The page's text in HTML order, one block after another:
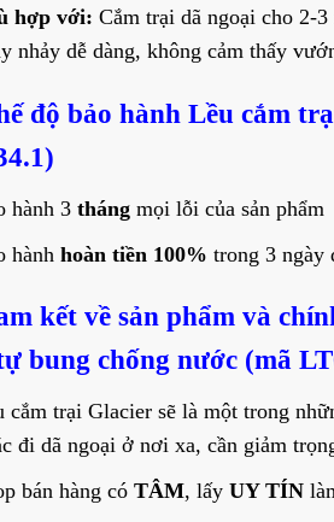
hợp với: Cắm trại dã ngoại cho 2-
nhảy dễ dàng, không cảm thấy
độ bảo hành Lều cắm
hành 3thángmọi lỗi của sản phẩm
hành hoàn tiền 100% trong 3 ngày
kết về sản phẩm và
bung chống nước (mã
cắm trại Glacier sẽ là một trong
đi dã ngoại ở nơi xa, cần giảm
bán hàng có TÂM, lấy UY TÍN